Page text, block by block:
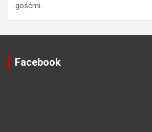
gośćmi…
Facebook